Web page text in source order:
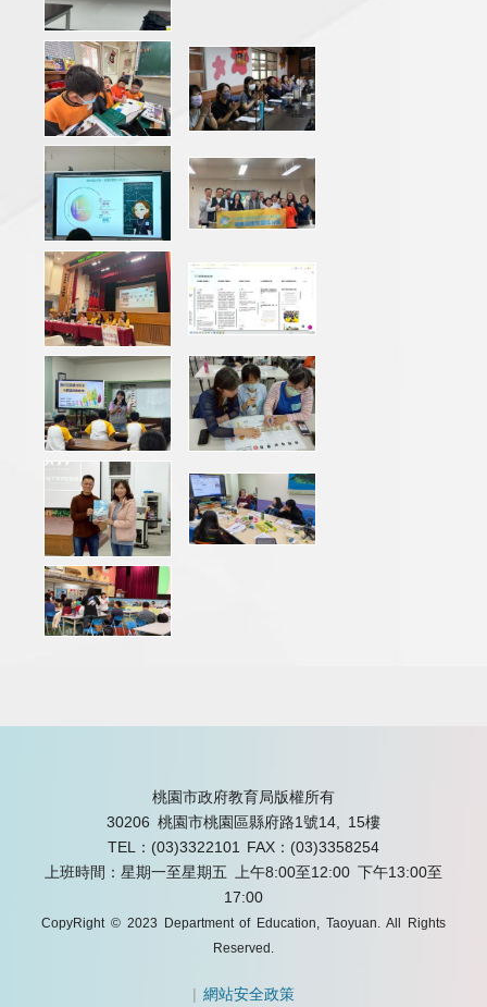
桃園市政府教育局版權所有
30206 桃園市桃園區縣府路1號14, 15樓
TEL：(03)3322101
FAX：(03)3358254
上班時間：星期一至星期五 上午8:00至12:00 下午13:00至
17:00
CopyRight © 2023 Department of Education, Taoyuan. All Rights
Reserved.
|網站安全政策